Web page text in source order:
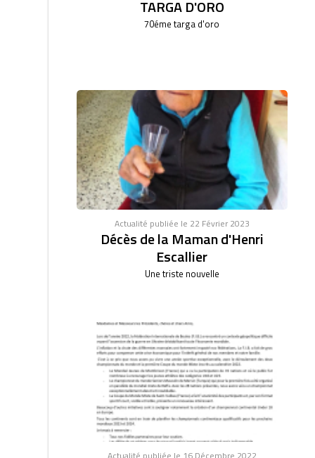
TARGA D'ORO
70éme targa d'oro
Actualité publiée le 22 Février 2023
Décès de la Maman d'Henri
Escallier
Une triste nouvelle